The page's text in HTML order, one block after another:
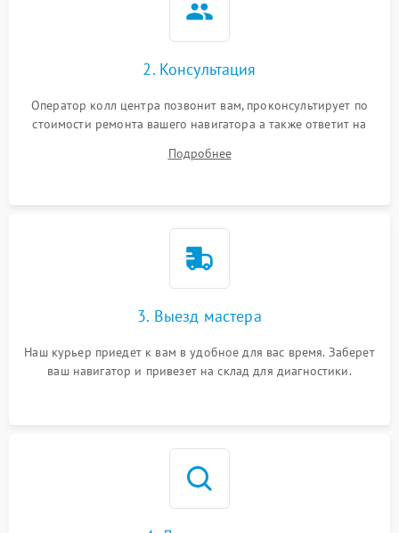
2. Консультация
Оператор колл центра позвонит вам, проконсультирует по
стоимости ремонта вашего навигатора а также ответит на
Подробнее
3. Выезд мастера
Наш курьер приедет к вам в удобное для вас время. Заберет
ваш навигатор и привезет на склад для диагностики.